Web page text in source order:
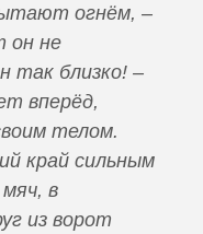
огнём, –
он не
так близко! –
вперёд,
телом.
край сильным
в
из ворот